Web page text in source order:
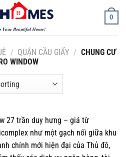
0
/ QUẬN CẦU GIẤY / CHUNG CƯ
WINDOW
27 trần duy hưng – giá từ
như một gạch nối giữa khu
chính mới hiện đại của Thủ đô,